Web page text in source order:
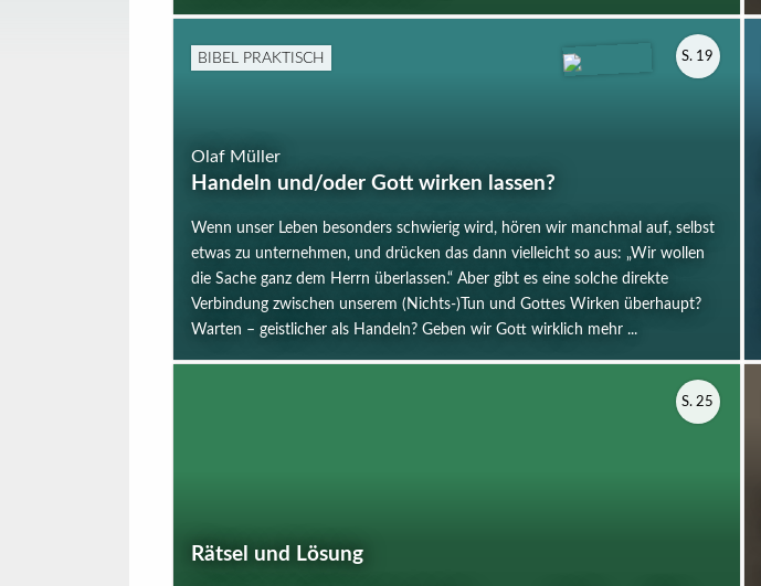
BIBEL PRAKTISCH
Olaf Müller
Handeln und/oder Gott wirken lassen?
Wenn unser Leben besonders schwierig wird, hören wir manchmal auf, selbst
etwas zu unternehmen, und drücken das dann vielleicht so aus: „Wir wollen
die Sache ganz dem Herrn überlassen.“ Aber gibt es eine solche direkte
Verbindung zwischen unserem (Nichts-)Tun und Gottes Wirken überhaupt?
Warten – geistlicher als Handeln? Geben wir Gott wirklich mehr ...
S. 19
Rätsel und Lösung
S. 25